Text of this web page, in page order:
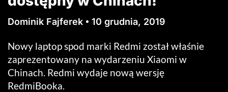
Dominik Fajferek 10 grudnia, 2019
Nowy laptop spod marki Redmi został właśnie
zaprezentowany na wydarzeniu Xiaomi w
Chinach. Redmi wydaje nową wersję
RedmiBooka.